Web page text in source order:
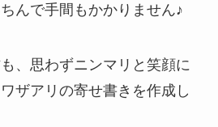
んで手間もかかりません♪
、思わずニンマリと笑顔に
ザアリの寄せ書きを作成し